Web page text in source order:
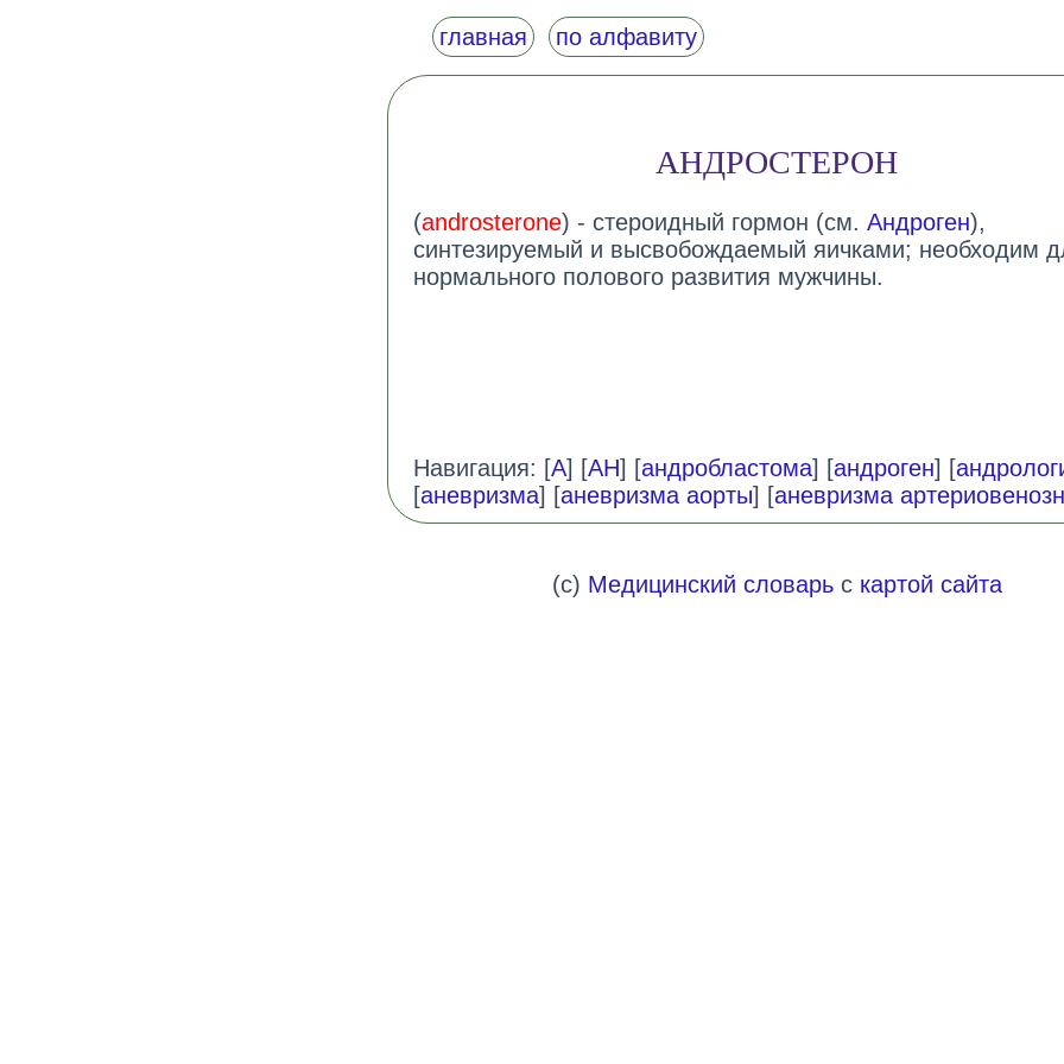
главная по алфавиту
АНДРОСТЕРОН
(androsterone) - стероидный гормон (см. Андроген),
синтезируемый и высвобождаемый яичками; необходим
нормального полового развития мужчины.
Навигация: [А] [АН] [андробластома] [андроген] [
[аневризма] [аневризма аорты] [аневризма
(c) Медицинский словарьс картой сайта